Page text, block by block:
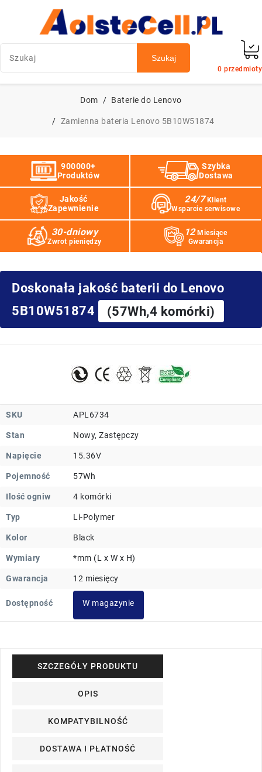
Szukaj
0 przedmioty
Dom Baterie do Lenovo
Zamienna bateria Lenovo 5B10W51874
900000+
Produktów
Szybka
Dostawa
Jakość
Zapewnienie
24/7 Klient
Wsparcie serwisowe
30-dniowy
Zwrot pieniędzy
12 Miesiące
Gwarancja
Doskonała jakość baterii do Lenovo
5B10W51874
(57Wh,4 komórki)
SKU APL6734
Stan Nowy, Zastępczy
Napięcie 15.36V
Pojemność 57Wh
Ilość ogniw 4 komórki
Typ Li-Polymer
Kolor Black
Wymiary *mm (L x W x H)
Gwarancja 12 miesięcy
Dostępność W magazynie
SZCZEGÓŁY PRODUKTU
OPIS
KOMPATYBILNOŚĆ
DOSTAWA I PŁATNOŚĆ